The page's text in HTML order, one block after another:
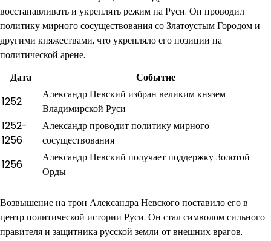
восстанавливать и укреплять режим на Руси. Он проводил
политику мирного сосуществования со Златоустым Городом и
другими княжествами, что укрепляло его позиции на
политической арене.
Дата
Событие
1252
Александр Невский избран великим князем
Владимирской Руси
1252-
1256
Александр проводит политику мирного
сосуществования
1256
Александр Невский получает поддержку Золотой
Орды
Возвышение на трон Александра Невского поставило его в
центр политической истории Руси. Он стал символом сильного
правителя и защитника русской земли от внешних врагов.